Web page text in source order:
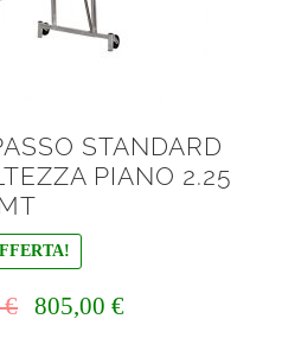
STANDARD
PIANO 2.25
MT
€ 805,00 €Il